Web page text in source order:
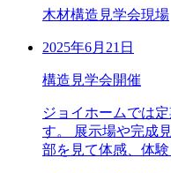
木材構造見学会現場
2025年6月21日
構造見学会開催
ジョイホームでは
す。 展示場や完成
部を見て体感、体